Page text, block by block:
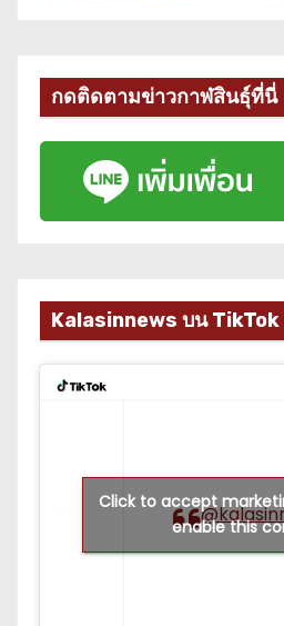
กดติดตามข่าวกาฬสินธุ์ที่นี่
Kalasinnews บน TikTok
Click to accept
enable this